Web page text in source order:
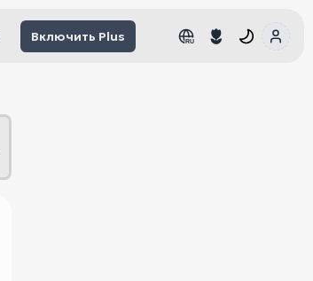
Включить Plus RU